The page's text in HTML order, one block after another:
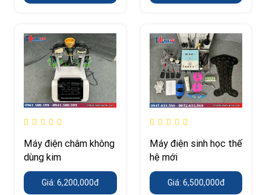
Máy điện châm không
dùng kim
Giá: 6,200,000đ
Máy điện sinh học thế
hệ mới
Giá: 6,500,000đ